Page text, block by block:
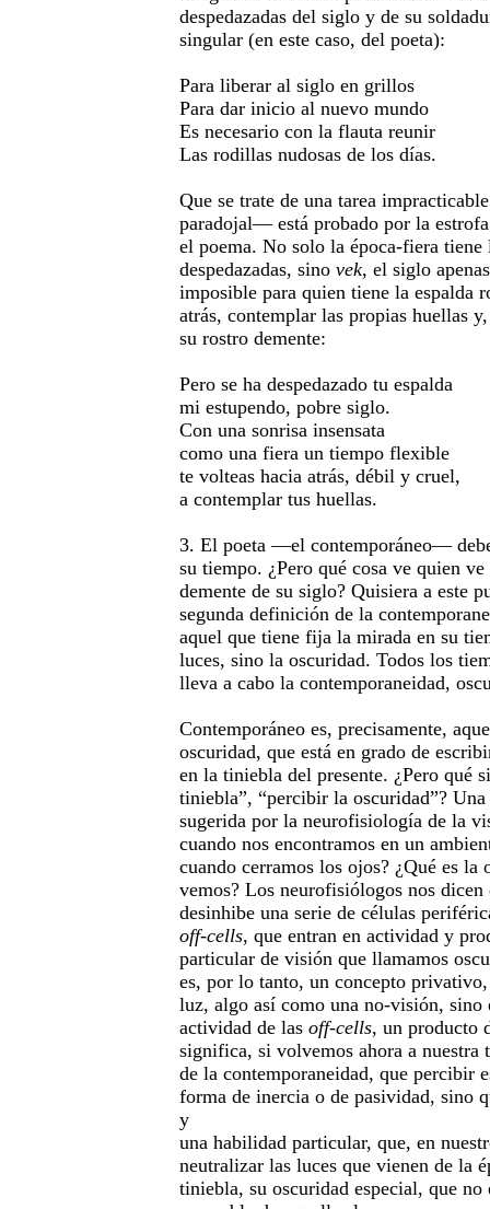
despedazadas del siglo y de su
singular (en este caso, del poeta):
Para liberar al siglo en grillos
Para dar inicio al nuevo mundo
Es necesario con la flauta reunir
Las rodillas nudosas de los días.
Que se trate de una tarea
paradojal— está probado por la
el poema. No solo la época-fiera tiene
despedazadas, sino vek, el siglo
imposible para quien tiene la espalda
atrás, contemplar las propias huellas
su rostro demente:
Pero se ha despedazado tu espalda
mi estupendo, pobre siglo.
Con una sonrisa insensata
como una fiera un tiempo flexible
te volteas hacia atrás, débil y cruel,
a contemplar tus huellas.
3. El poeta —el contemporáneo—
su tiempo. ¿Pero qué cosa ve quien
demente de su siglo? Quisiera a este
segunda definición de la
aquel que tiene fija la mirada en su
luces, sino la oscuridad. Todos los
lleva a cabo la contemporaneidad,
Contemporáneo es, precisamente,
oscuridad, que está en grado de
en la tiniebla del presente. ¿Pero qué
tiniebla”, “percibir la oscuridad”? Una
sugerida por la neurofisiología de la
cuando nos encontramos en un
cuando cerramos los ojos? ¿Qué es la
vemos? Los neurofisiólogos nos dicen
desinhibe una serie de células
off-cells, que entran en actividad y
particular de visión que llamamos
es, por lo tanto, un concepto
luz, algo así como una no-visión, sino
actividad de las off-cells, un producto
significa, si volvemos ahora a nuestra
de la contemporaneidad, que percibir
forma de inercia o de pasividad, sino
y
una habilidad particular, que, en
neutralizar las luces que vienen de la
tiniebla, su oscuridad especial, que no